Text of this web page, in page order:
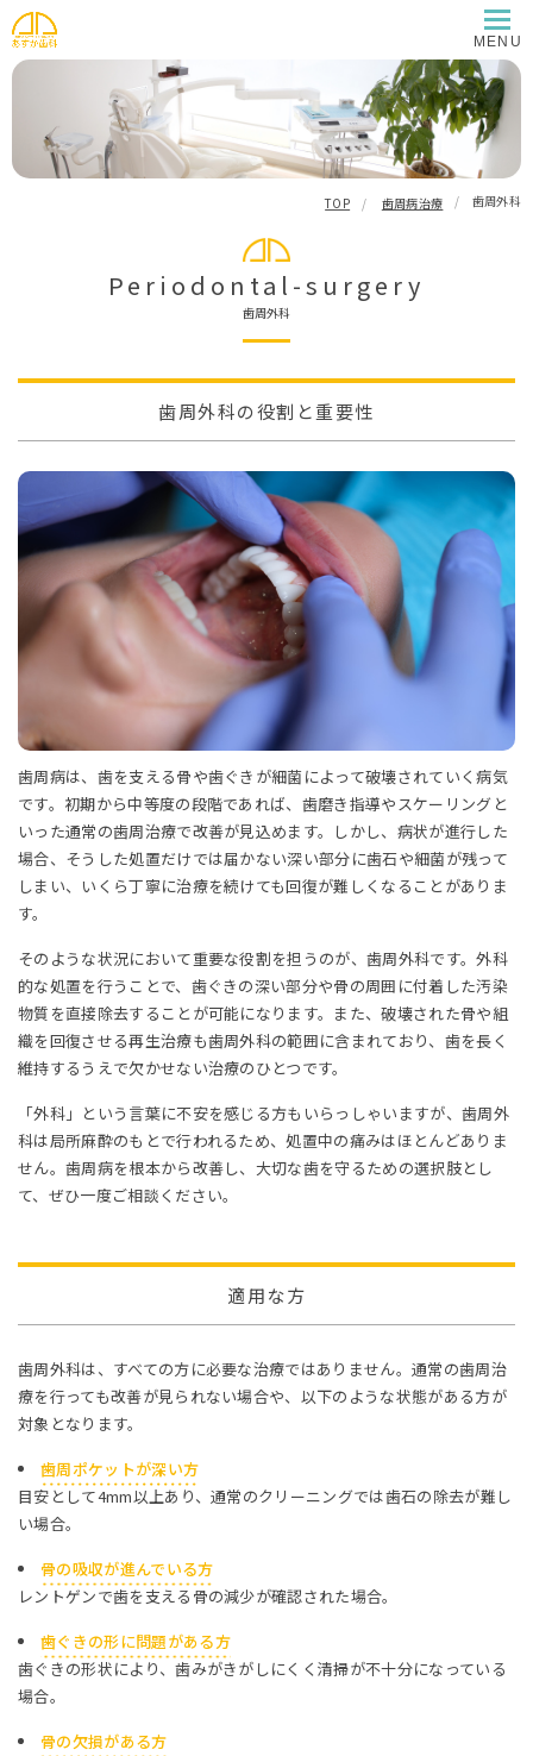
TOP 歯周病治療 歯周外科
periodontal-surgery
歯周外科
歯周外科の役割と重要性
歯周病は、歯を支える骨や歯ぐきが細菌によって破壊されていく病気
です。初期から中等度の段階であれば、歯磨き指導やスケーリングと
いった通常の歯周治療で改善が見込めます。しかし、病状が進行した
場合、そうした処置だけでは届かない深い部分に歯石や細菌が残って
しまい、いくら丁寧に治療を続けても回復が難しくなることがありま
す。
そのような状況において重要な役割を担うのが、歯周外科です。外科
的な処置を行うことで、歯ぐきの深い部分や骨の周囲に付着した汚染
物質を直接除去することが可能になります。また、破壊された骨や組
織を回復させる再生治療も歯周外科の範囲に含まれており、歯を長く
維持するうえで欠かせない治療のひとつです。
「外科」という言葉に不安を感じる方もいらっしゃいますが、歯周外
科は局所麻酔のもとで行われるため、処置中の痛みはほとんどありま
せん。歯周病を根本から改善し、大切な歯を守るための選択肢とし
て、ぜひ一度ご相談ください。
適用な方
歯周外科は、すべての方に必要な治療ではありません。通常の歯周治
療を行っても改善が見られない場合や、以下のような状態がある方が
対象となります。
歯周ポケットが深い方
目安として4mm以上あり、通常のクリーニングでは歯石の除去が難し
い場合。
骨の吸収が進んでいる方
レントゲンで歯を支える骨の減少が確認された場合。
歯ぐきの形に問題がある方
歯ぐきの形状により、歯みがきがしにくく清掃が不十分になっている
場合。
骨の欠損がある方